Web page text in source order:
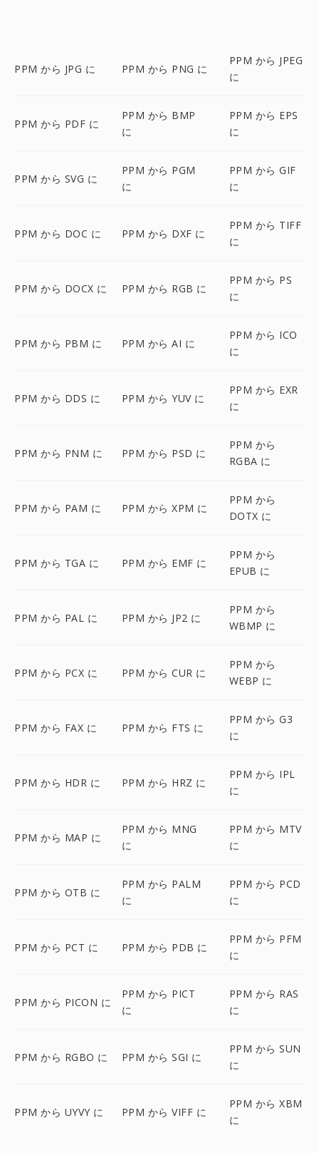
PPM から JPG に PPM から PNG に
PPM から JPEG
に
PPM から PDF に
PPM から BMP
に
PPM から EPS
に
PPM から SVG に
PPM から PGM
に
PPM から GIF
に
PPM から DOC に PPM から DXF に
PPM から TIFF
に
PPM から DOCX に PPM から RGB に
PPM から PS
に
PPM から PBM に PPM から AI に
PPM から ICO
に
PPM から DDS に PPM から YUV に
PPM から EXR
に
PPM から PNM に PPM から PSD に
PPM から
RGBA に
PPM から PAM に PPM から XPM に
PPM から
DOTX に
PPM から TGA に PPM から EMF に
PPM から
EPUB に
PPM から PAL に PPM から JP2 に
PPM から
WBMP に
PPM から PCX に PPM から CUR に
PPM から
WEBP に
PPM から FAX に PPM から FTS に
PPM から G3
に
PPM から HDR に PPM から HRZ に
PPM から IPL
に
PPM から MAP に
PPM から MNG
に
PPM から MTV
に
PPM から OTB に
PPM から PALM
に
PPM から PCD
に
PPM から PCT に PPM から PDB に
PPM から PFM
に
PPM から PICON に
PPM から PICT
に
PPM から RAS
に
PPM から RGBO に PPM から SGI に
PPM から SUN
に
PPM から UYVY に PPM から VIFF に
PPM から XBM
に